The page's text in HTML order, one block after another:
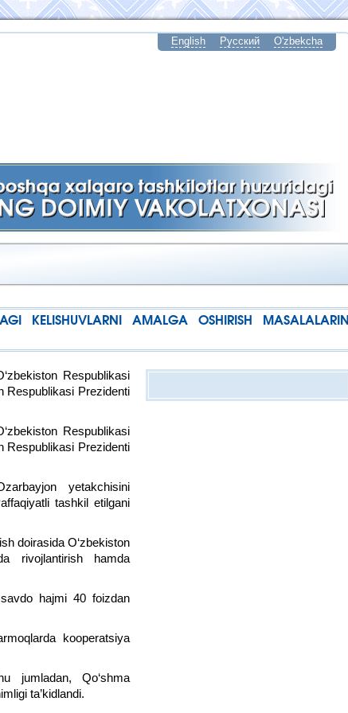
English Русский O'zbekcha
KELISHUVLARNI AMALGA OSHIRISH MASALALARINI
Respublikasi
Respublikasi Prezidenti
Respublikasi
Respublikasi Prezidenti
yetakchisini
tashkil etilgani
doirasida O‘zbekiston
rivojlantirish hamda
hajmi 40 foizdan
kooperatsiya
jumladan, Qo‘shma
ta’kidlandi.